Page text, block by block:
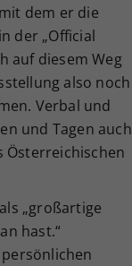
dem er die
der „Official
auf diesem Weg
also noch
Verbal und
und Tagen auch
Österreichischen
„großartige
hast.“